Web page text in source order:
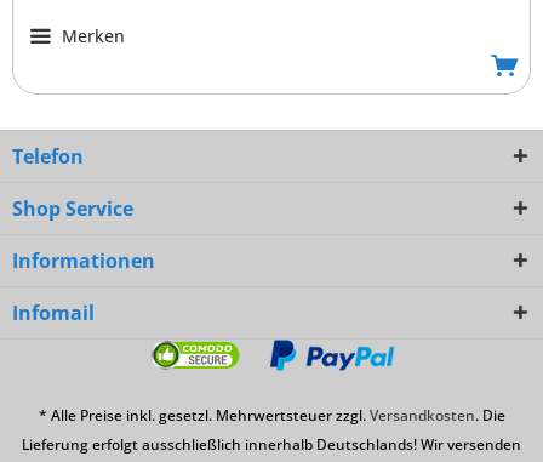
Merken
Telefon
Shop Service
Informationen
Infomail
* Alle Preise inkl. gesetzl. Mehrwertsteuer zzgl.Versandkosten. Die
Lieferung erfolgt ausschließlich innerhalb Deutschlands! Wir versenden